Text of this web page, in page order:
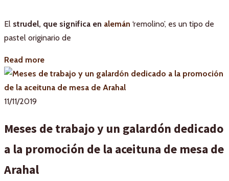
El strudel, que significa en alemán ‘remolino’, es un tipo de
pastel originario de
Read more
11/11/2019
Meses de trabajo y un galardón dedicado
a la promoción de la aceituna de mesa de
Arahal